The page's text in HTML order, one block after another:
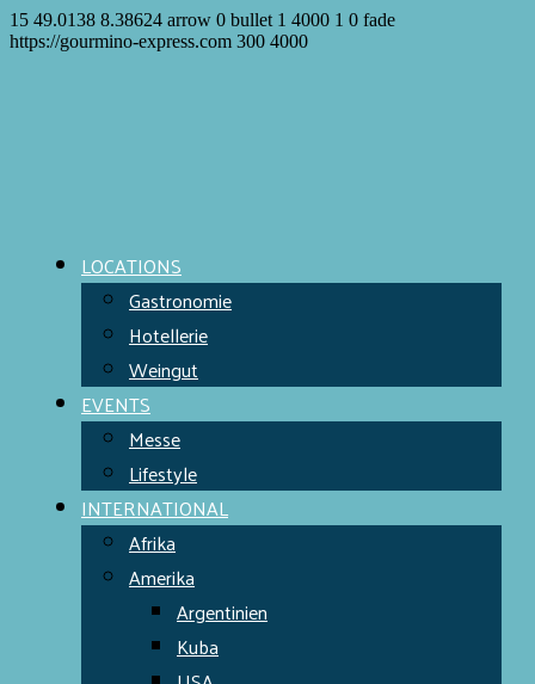
15 49.0138 8.38624 arrow 0 bullet 1 4000 1 0 fade
https://gourmino-express.com 300 4000
LOCATIONS
Gastronomie
Hotellerie
Weingut
EVENTS
Messe
Lifestyle
INTERNATIONAL
Afrika
Amerika
Argentinien
Kuba